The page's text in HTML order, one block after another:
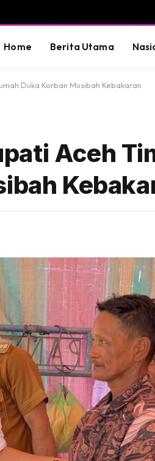
Home Berita Utama
Duka Korban Musibah Kebakaran
Aceh